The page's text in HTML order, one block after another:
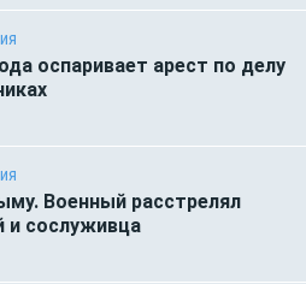
оспаривает арест по делу
Военный расстрелял
и сослуживца